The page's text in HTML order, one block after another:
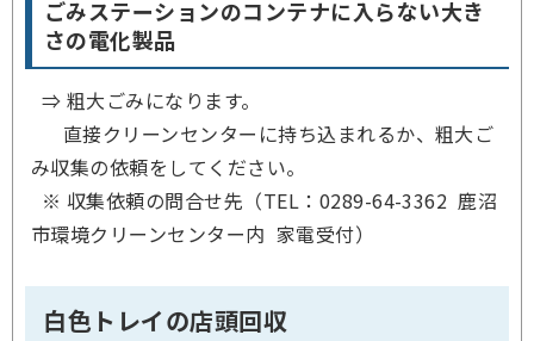
ごみステーションのコンテナに入らない大き
さの電化製品
⇒ 粗大ごみになります。
直接クリーンセンターに持ち込まれるか、粗大ご
み収集の依頼をしてください。
※ 収集依頼の問合せ先（TEL：0289-64-3362 鹿沼
市環境クリーンセンター内 家電受付）
白色トレイの店頭回収